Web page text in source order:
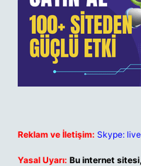
Reklam ve İletişim: Skype:
Yasal Uyarı: Bu internet